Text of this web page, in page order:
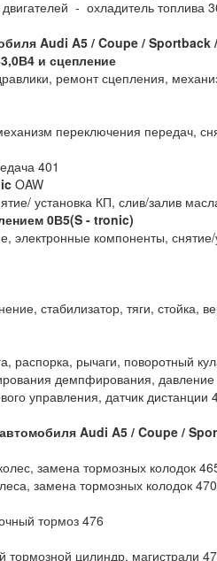
- охладитель топлива
Audi A5 / Coupe / Sportback /
и сцепление
ремонт сцепления,
переключения передач,
401
OAW
установка КП, слив/залив
0В5(S - tronic)
электронные компоненты,
стабилизатор, тяги, стойка,
распорка, рычаги, поворотный
демпфирования,
управления, датчик дистанции
Audi A5 / Coupe /
замена тормозных колодок
замена тормозных колодок 470
тормоз 476
тормозной цилиндр, магистрали